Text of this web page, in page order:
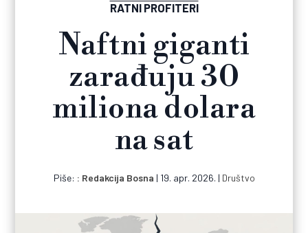
RATNI PROFITERI
Naftni giganti
zarađuju 30
miliona dolara
na sat
Piše: Redakcija Bosna | 19. apr. 2026. | Društvo